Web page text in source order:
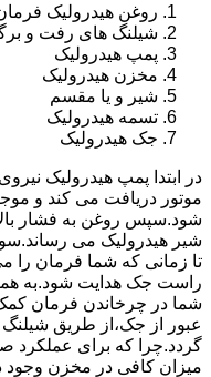
روغن هیدرولیک
شیلنگ های رفت و
پمپ هیدرولیک
مخزن هیدرولیک
شیر و یا مقسم
تسمه هیدرولیک
جک هیدرولیک
در ابتدا پمپ هیدرولیک
موتور دریافت می کند و
شود.سپس روغن به فشار
شیر هیدرولیک می
تا زمانی که شما فرمان
راست جک هدایت شود.به
شما در چرخاندن فرمان
عبور از جک،از طریق
گردد.چرا که برای عملکرد
میزان کافی در مخزن وجود